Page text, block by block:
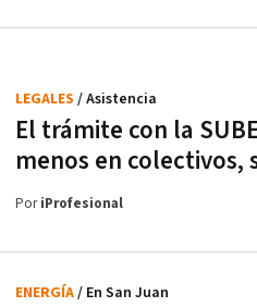
El trámite con la
menos en colectivos,
LEGALES / Asistencia
PoriProfesional
ENERGÍA/ En San Juan